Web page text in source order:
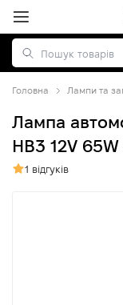
Головна Лампи та
Лампа
HB3 12V 65W
1 відгуків